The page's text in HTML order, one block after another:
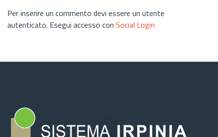
Per inserire un commento devi essere un utente
autenticato. Esegui accesso con Social Login